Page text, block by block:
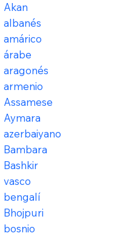
Akan
albanés
amárico
árabe
aragonés
armenio
Assamese
Aymara
azerbaiyano
Bambara
Bashkir
vasco
bengalí
Bhojpuri
bosnio